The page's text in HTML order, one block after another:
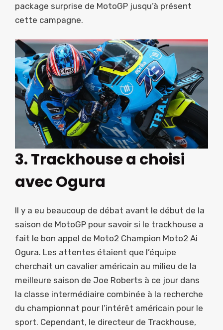
package surprise de MotoGP jusqu’à présent
cette campagne.
3. Trackhouse a choisi
avec Ogura
Il y a eu beaucoup de débat avant le début de la
saison de MotoGP pour savoir si le trackhouse a
fait le bon appel de Moto2 Champion Moto2 Ai
Ogura. Les attentes étaient que l’équipe
cherchait un cavalier américain au milieu de la
meilleure saison de Joe Roberts à ce jour dans
la classe intermédiaire combinée à la recherche
du championnat pour l’intérêt américain pour le
sport. Cependant, le directeur de Trackhouse,